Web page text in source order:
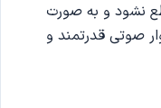
نشود و به صورت
صوتی قدرتمند و